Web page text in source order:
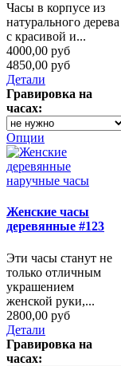
Часы в корпусе из
натурального дерева
с красивой и...
4000,00 руб
4850,00 руб
Детали
Гравировка на
часах:
Опции
Женские часы
деревянные #123
Эти часы станут не
только отличным
украшением
женской руки,...
2800,00 руб
Детали
Гравировка на
часах: